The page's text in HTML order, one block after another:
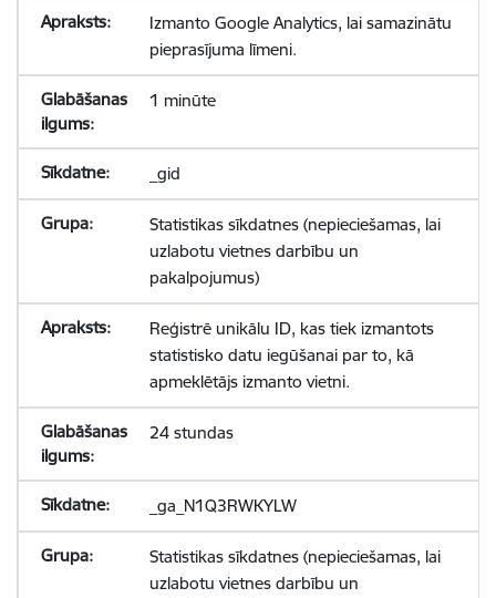
Izmanto Google Analytics, lai samazinātu
pieprasījuma līmeni.
1 minūte
_gid
Statistikas sīkdatnes (nepieciešamas, lai
uzlabotu vietnes darbību un
pakalpojumus)
Reģistrē unikālu ID, kas tiek izmantots
statistisko datu iegūšanai par to, kā
apmeklētājs izmanto vietni.
24 stundas
_ga_N1Q3RWKYLW
Statistikas sīkdatnes (nepieciešamas, lai
uzlabotu vietnes darbību un